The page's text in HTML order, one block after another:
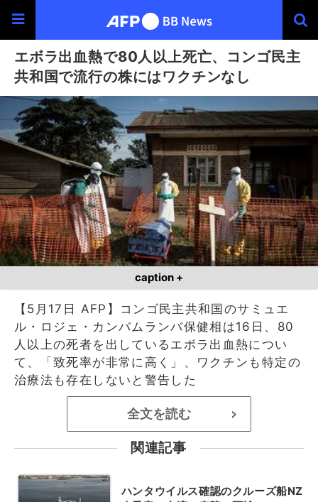
エボラ出血熱で80人以上死亡、コンゴ民主
共和国で流行の株にはワクチンなし
caption +
【5月17日 AFP】コンゴ民主共和国のサミュエ
ル・ロジェ・カンバムランバ保健相は16日、80
人以上の死者を出しているエボラ出血熱につい
て、「致死率が非常に高く」、ワクチンも特定の
治療法も存在しないと警告した
全文を読む >
関連記事
ハンタウイルス確認のクルーズ船NZ